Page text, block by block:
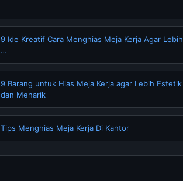
9 Ide Kreatif Cara Menghias Meja Kerja Agar Lebih
…
9 Barang untuk Hias Meja Kerja agar Lebih Estetik
dan Menarik
Tips Menghias Meja Kerja Di Kantor